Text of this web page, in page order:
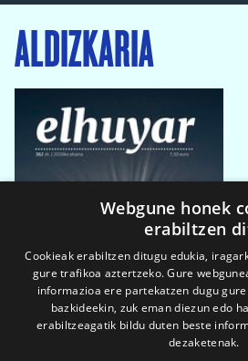
ALDIZKARIA
Webgune honek
erabiltzen
Cookieak erabiltzen ditugu edukia,
gure trafikoa aztertzeko. Gure
informazioa ere partekatzen dugu
bazkideekin, zuk eman diezun edo
erabiltzeagatik bildu duten beste
dezaketenak.